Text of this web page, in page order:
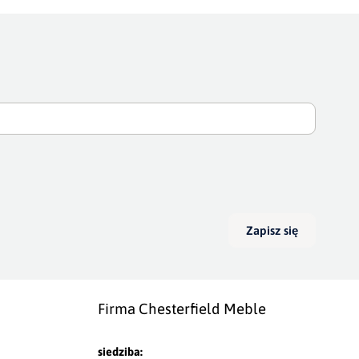
Zapisz się
Firma Chesterfield Meble
siedziba: